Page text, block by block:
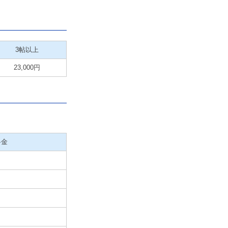
3帖以上
23,000円